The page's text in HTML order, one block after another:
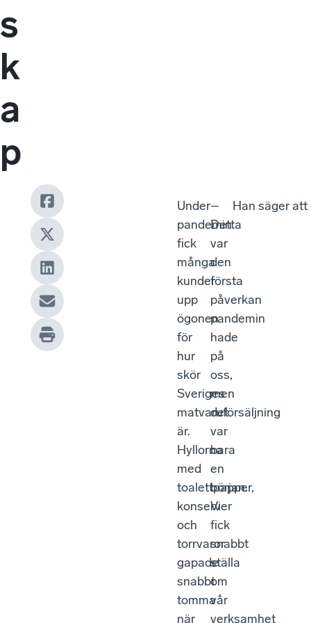
s
k
a
p
Under
pandemin
fick
många
kunder
upp
ögonen
för
hur
skör
Sveriges
matvaruförsäljning
är.
Hyllorna
med
toalettpapper,
konserver
och
torrvaror
gapade
snabbt
tomma
när
–
Detta
var
den
första
påverkan
pandemin
hade
på
oss,
men
det
var
bara
en
början.
Vi
fick
snabbt
ställa
om
vår
verksamhet
Han säger